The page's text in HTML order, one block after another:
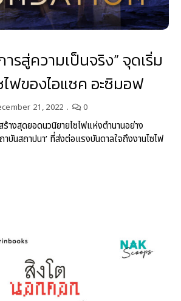
รสู่ความเป็นจริง” จุดเริ่ม
ฟของไอแซค อะซิมอฟ
21, 2022 0
างสุดยอดนวนิยายไซไฟแห่งตำนานอย่าง
บันสถาปนา’ ที่ส่งต่อแรงบันดาลใจถึงงานไซไฟ